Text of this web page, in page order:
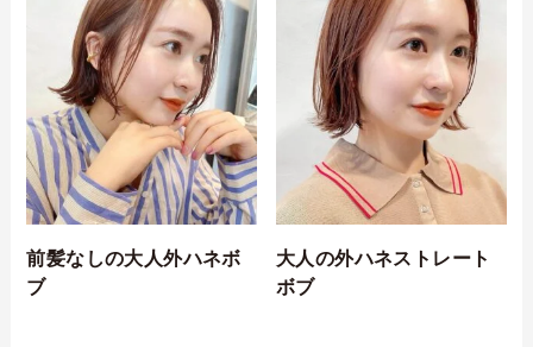
前髪なしの大人外ハネボ
ブ
大人の外ハネストレート
ボブ